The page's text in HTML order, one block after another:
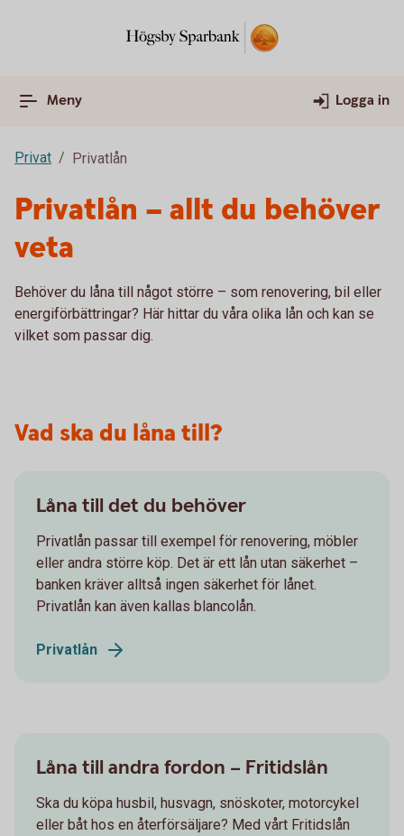
Meny Logga in
Privat Privatlån
Privatlån – allt du behöver
veta
Behöver du låna till något större – som renovering, bil eller
energiförbättringar? Här hittar du våra olika lån och kan se
vilket som passar dig.
Vad ska du låna till?
Låna till det du behöver
Privatlån passar till exempel för renovering, möbler
eller andra större köp. Det är ett lån utan säkerhet –
banken kräver alltså ingen säkerhet för lånet.
Privatlån kan även kallas blancolån.
Privatlån
Låna till andra fordon – Fritidslån
Ska du köpa husbil, husvagn, snöskoter, motorcykel
eller båt hos en återförsäljare? Med vårt Fritidslån